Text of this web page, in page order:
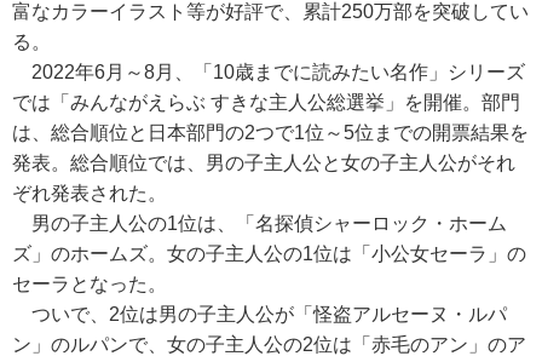
富なカラーイラスト等が好評で、累計250万部を突破してい
る。
2022年6月～8月、「10歳までに読みたい名作」シリーズ
では「みんながえらぶ すきな主人公総選挙」を開催。部門
は、総合順位と日本部門の2つで1位～5位までの開票結果を
発表。総合順位では、男の子主人公と女の子主人公がそれ
ぞれ発表された。
男の子主人公の1位は、「名探偵シャーロック・ホーム
ズ」のホームズ。女の子主人公の1位は「小公女セーラ」の
セーラとなった。
ついで、2位は男の子主人公が「怪盗アルセーヌ・ルパ
ン」のルパンで、女の子主人公の2位は「赤毛のアン」のア